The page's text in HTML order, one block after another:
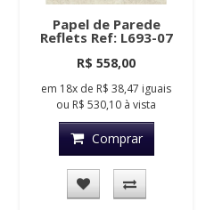
Papel de Parede
Reflets Ref: L693-07
R$ 558,00
em 18x de R$ 38,47 iguais
ou R$ 530,10 à vista
Comprar